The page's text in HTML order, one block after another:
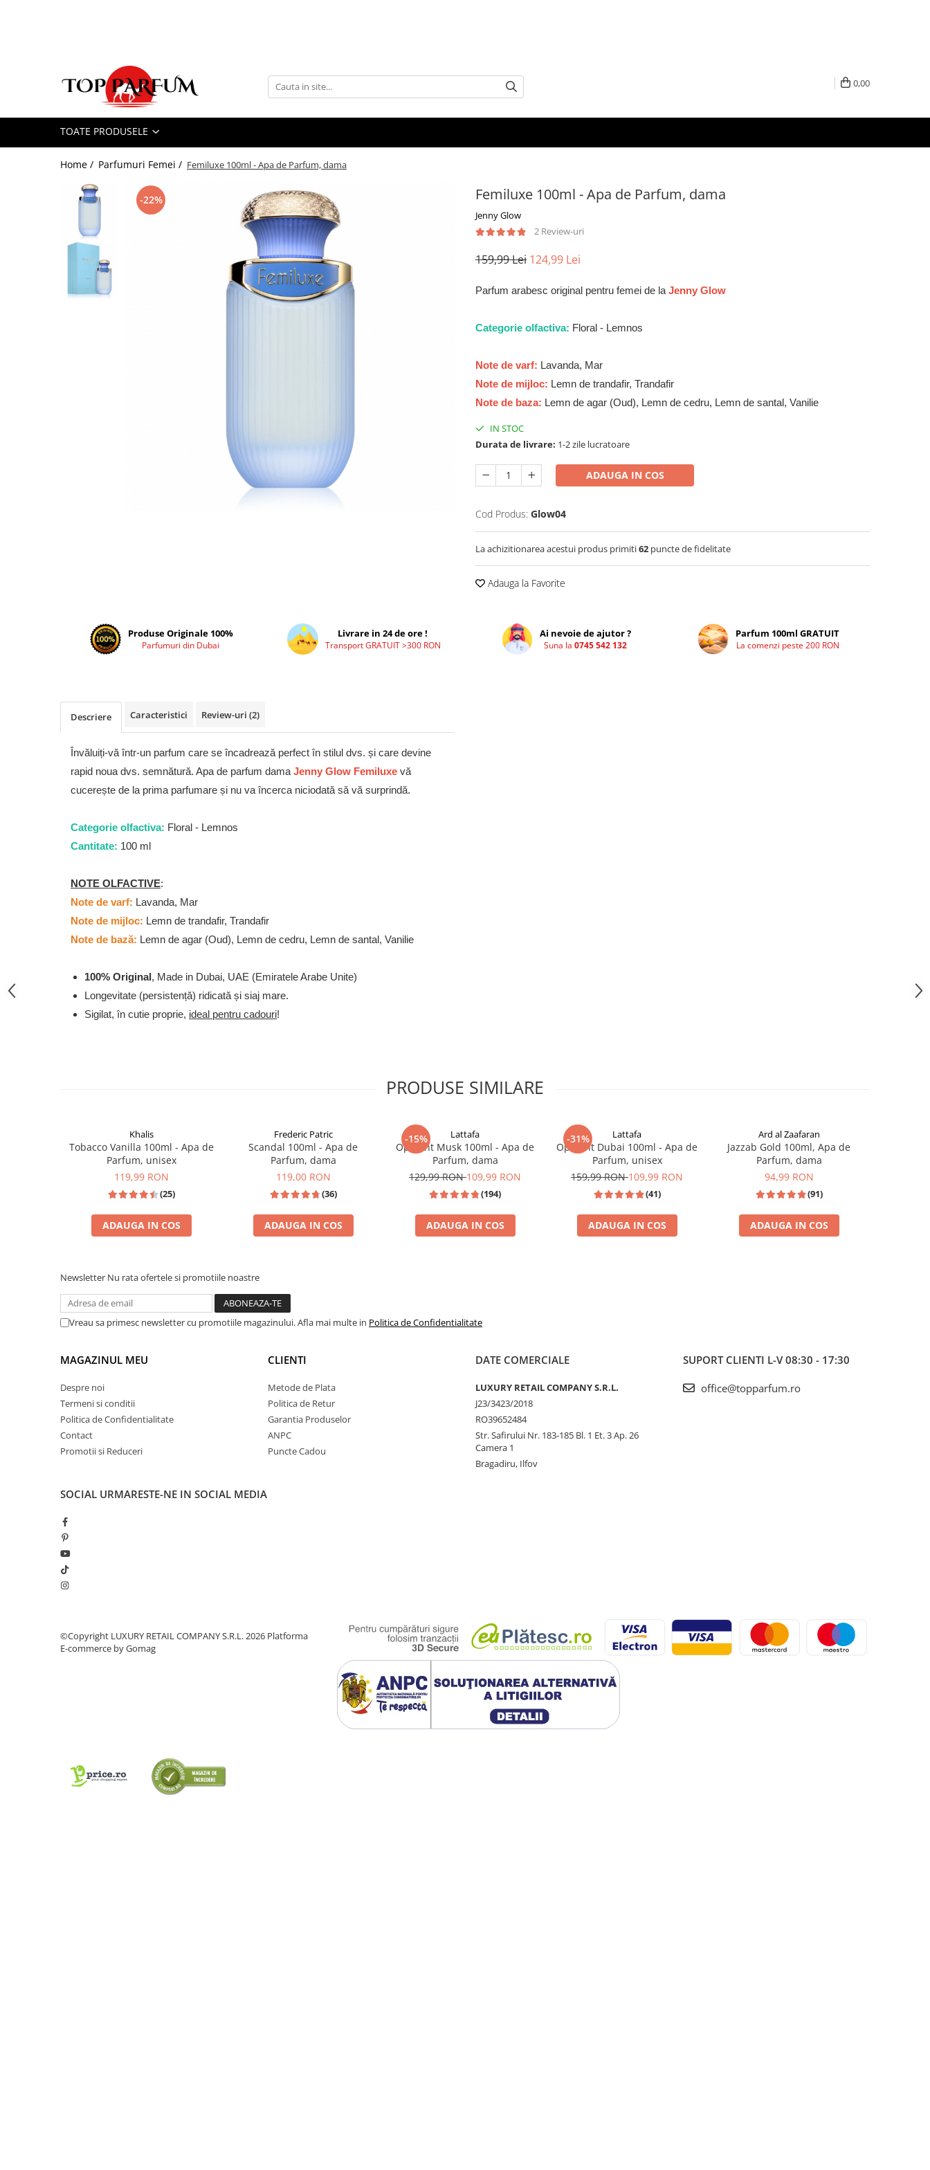
Seturi Parfumuri
Pachete BARBATI
Parfumuri Barbati
Cele mai noi
Tipuri Parfumuri
Parfumuri Citrice
Cadouri pentru EA
Al Fakhr Perfumes
Anfar London
Ard al Zaafaran
Fragrance World
Frederic Patric
French Avenue
Jenny Glow
Oferta Saptamanii
Mai Multe >>
Parfumuri Clona Originale
Puncte Cadou
Recenzii clienti
0,00
TOATE PRODUSELE
Home / Parfumuri Femei / Femiluxe 100ml - Apa de Parfum, dama
Femiluxe 100ml - Apa de Parfum, dama
Jenny Glow
2 Review-uri
-22%
159,99 Lei 124,99 Lei
Parfum arabesc original pentru femei de la Jenny Glow
Categorie olfactiva: Floral - Lemnos
Note de varf: Lavanda, Mar
Note de mijloc: Lemn de trandafir, Trandafir
Note de baza: Lemn de agar (Oud), Lemn de cedru, Lemn de santal, Vanilie
IN STOC
Durata de livrare: 1-2 zile lucratoare
ADAUGA IN COS
Cod Produs: Glow04
La achizitionarea acestui produs primiti62 puncte de fidelitate
Adauga la Favorite
Produse Originale 100%
Parfumuri din Dubai
Livrare in 24 de ore !
Transport GRATUIT >300 RON
Ai nevoie de ajutor ?
Suna la 0745 542 132
Parfum 100ml GRATUIT
La comenzi peste 200 RON
Descriere Caracteristici Review-uri (2)
Învăluiți-vă într-un parfum care se încadrează perfect în stilul dvs. și care devine
rapid noua dvs. semnătură. Apa de parfum dama Jenny Glow Femiluxe vă
cucerește de la prima parfumare și nu va încerca niciodată să vă surprindă.
Categorie olfactiva: Floral - Lemnos
Cantitate: 100 ml
NOTE OLFACTIVE:
Note de varf: Lavanda, Mar
Note de mijloc: Lemn de trandafir, Trandafir
Note de bază: Lemn de agar (Oud), Lemn de cedru, Lemn de santal, Vanilie
100% Original, Made in Dubai, UAE (Emiratele Arabe Unite)
Longevitate (persistență) ridicată și siaj mare.
Sigilat, în cutie proprie, ideal pentru cadouri!
PRODUSE SIMILARE
Khalis
Tobacco Vanilla 100ml - Apa de
Parfum, unisex
119,99 RON
(25)
ADAUGA IN COS
Frederic Patric
Scandal 100ml - Apa de
Parfum, dama
119,00 RON
(36)
ADAUGA IN COS
-15% Lattafa
Opulent Musk 100ml - Apa de
Parfum, dama
129,99 RON109,99 RON
(194)
ADAUGA IN COS
-31% Lattafa
Opulent Dubai 100ml - Apa de
Parfum, unisex
159,99 RON109,99 RON
(41)
ADAUGA IN COS
Ard al Zaafaran
Jazzab Gold 100ml, Apa de
Parfum, dama
94,99 RON
(91)
ADAUGA IN COS
Newsletter Nu rata ofertele si promotiile noastre
Vreau sa primesc newsletter cu promotiile magazinului. Afla mai multe in Politica de Confidentialitate
MAGAZINUL MEU
Despre noi
Termeni si conditii
Politica de Confidentialitate
Contact
Promotii si Reduceri
CLIENTI
Metode de Plata
Politica de Retur
Garantia Produselor
ANPC
Puncte Cadou
DATE COMERCIALE
LUXURY RETAIL COMPANY S.R.L.
J23/3423/2018
RO39652484
Str. Safirului Nr. 183-185 Bl. 1 Et. 3 Ap. 26
Camera 1
Bragadiru, Ilfov
SUPORT CLIENTI L-V 08:30 - 17:30
office@topparfum.ro
SOCIAL URMARESTE-NE IN SOCIAL MEDIA
©Copyright LUXURY RETAIL COMPANY S.R.L. 2026 Platforma
E-commerce by Gomag